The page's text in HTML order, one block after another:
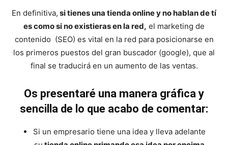
En definitiva, si tienes una tienda online y no hablan de tí
es como si no existieras en la red, el marketing de
contenido (SEO) es vital en la red para posicionarse en
los primeros puestos del gran buscador (google), que al
final se traducirá en un aumento de las ventas.
Os presentaré una manera gráfica y
sencilla de lo que acabo de comentar:
Si un empresario tiene una idea y lleva adelante